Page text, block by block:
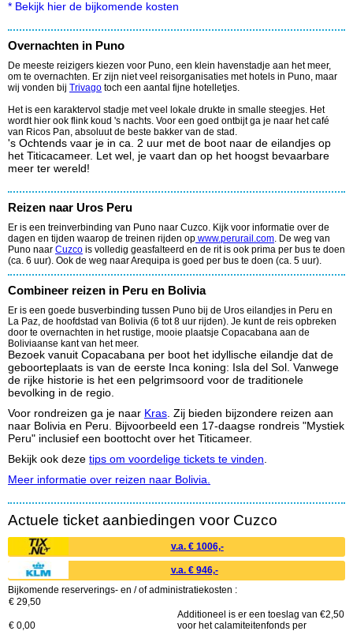
* Bekijk hier de bijkomende kosten
Overnachten in Puno
De meeste reizigers kiezen voor Puno, een klein havenstadje aan het meer,
om te overnachten. Er zijn niet veel reisorganisaties met hotels in Puno, maar
wij vonden bij Trivago toch een aantal fijne hotelletjes.
Het is een karaktervol stadje met veel lokale drukte in smalle steegjes. Het
wordt hier ook flink koud 's nachts. Voor een goed ontbijt ga je naar het café
van Ricos Pan, absoluut de beste bakker van de stad.
's Ochtends vaar je in ca. 2 uur met de boot naar de eilandjes op
het Titicacameer. Let wel, je vaart dan op het hoogst bevaarbare
meer ter wereld!
Reizen naar Uros Peru
Er is een treinverbinding van Puno naar Cuzco. Kijk voor informatie over de
dagen en tijden waarop de treinen rijden op www.perurail.com. De weg van
Puno naar Cuzco is volledig geasfalteerd en de rit is ook prima per bus te doen
(ca. 6 uur). Ook de weg naar Arequipa is goed per bus te doen (ca. 5 uur).
Combineer reizen in Peru en Bolivia
Er is een goede busverbinding tussen Puno bij de Uros eilandjes in Peru en
La Paz, de hoofdstad van Bolivia (6 tot 8 uur rijden). Je kunt de reis opbreken
door te overnachten in het rustige, mooie plaatsje Copacabana aan de
Boliviaanse kant van het meer.
Bezoek vanuit Copacabana per boot het idyllische eilandje dat de
geboorteplaats is van de eerste Inca koning: Isla del Sol. Vanwege
de rijke historie is het een pelgrimsoord voor de traditionele
bevolking in de regio.
Voor rondreizen ga je naar Kras. Zij bieden bijzondere reizen aan
naar Bolivia en Peru. Bijvoorbeeld een 17-daagse rondreis "Mystiek
Peru" inclusief een boottocht over het Titicameer.
Bekijk ook deze tips om voordelige tickets te vinden.
Meer informatie over reizen naar Bolivia.
Actuele ticket aanbiedingen voor Cuzco
v.a. € 1006,-
v.a. € 946,-
Bijkomende reserverings- en / of administratiekosten :
€ 29,50
€ 0,00
Additioneel is er een toeslag van €2,50
voor het calamiteitenfonds per